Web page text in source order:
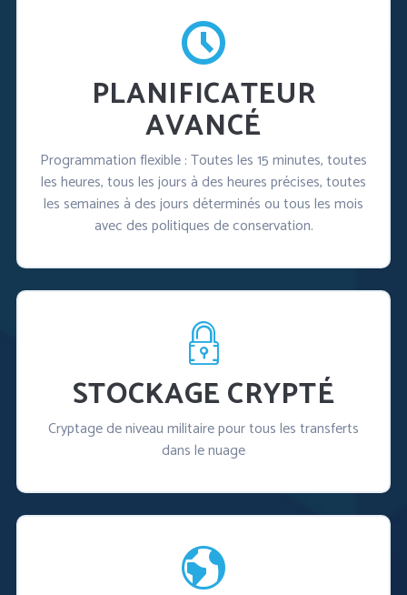
PLANIFICATEUR
AVANCÉ
Programmation flexible : Toutes les 15 minutes, toutes
les heures, tous les jours à des heures précises, toutes
les semaines à des jours déterminés ou tous les mois
avec des politiques de conservation.
STOCKAGE CRYPTÉ
Cryptage de niveau militaire pour tous les transferts
dans le nuage